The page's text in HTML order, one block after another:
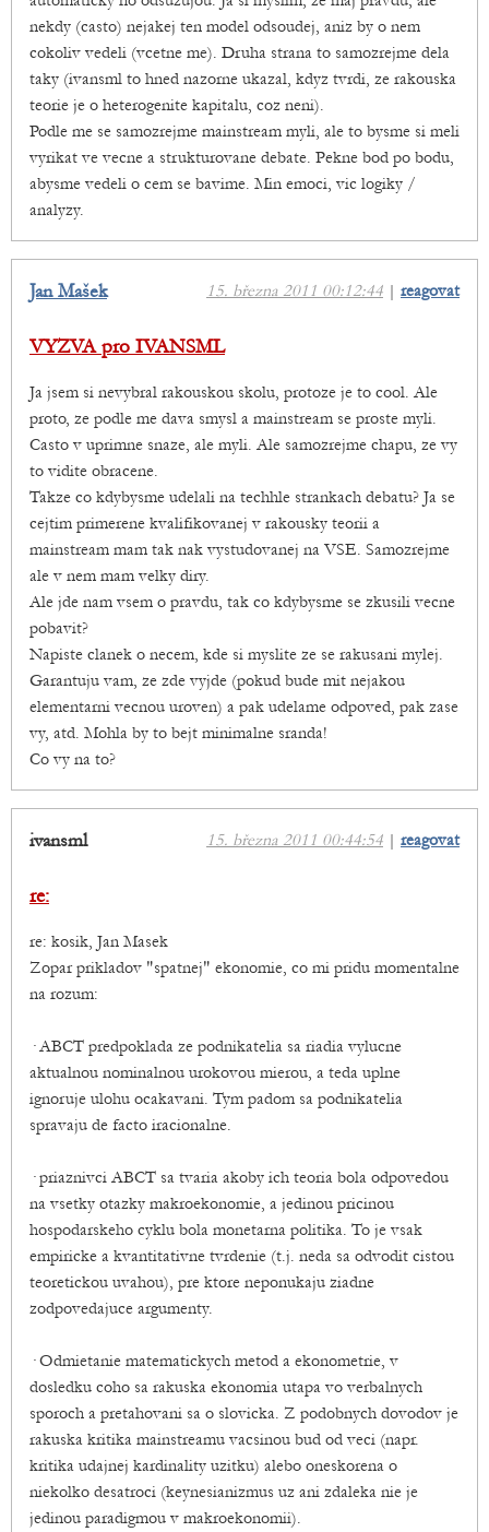
nekdy (casto) nejakej ten model odsoudej, aniz by o nem
cokoliv vedeli (vcetne me). Druha strana to samozrejme dela
taky (ivansml to hned nazorne ukazal, kdyz tvrdi, ze rakouska
teorie je o heterogenite kapitalu, coz neni).
Podle me se samozrejme mainstream myli, ale to bysme si meli
vyrikat ve vecne a strukturovane debate. Pekne bod po bodu,
abysme vedeli o cem se bavime. Min emoci, vic logiky /
analyzy.
15. března 2011 00:12:44 | reagovat
Jan Mašek
VYZVA pro IVANSML
Ja jsem si nevybral rakouskou skolu, protoze je to cool. Ale
proto, ze podle me dava smysl a mainstream se proste myli.
Casto v uprimne snaze, ale myli. Ale samozrejme chapu, ze vy
to vidite obracene.
Takze co kdybysme udelali na techhle strankach debatu? Ja se
cejtim primerene kvalifikovanej v rakousky teorii a
mainstream mam tak nak vystudovanej na VSE. Samozrejme
ale v nem mam velky diry.
Ale jde nam vsem o pravdu, tak co kdybysme se zkusili vecne
pobavit?
Napiste clanek o necem, kde si myslite ze se rakusani mylej.
Garantuju vam, ze zde vyjde (pokud bude mit nejakou
elementarni vecnou uroven) a pak udelame odpoved, pak zase
vy, atd. Mohla by to bejt minimalne sranda!
Co vy na to?
15. března 2011 00:44:54 | reagovat
ivansml
re:
re: kosik, Jan Masek
Zopar prikladov "spatnej" ekonomie, co mi pridu momentalne
na rozum:
· ABCT predpoklada ze podnikatelia sa riadia vylucne
aktualnou nominalnou urokovou mierou, a teda uplne
ignoruje ulohu ocakavani. Tym padom sa podnikatelia
spravaju de facto iracionalne.
· priaznivci ABCT sa tvaria akoby ich teoria bola odpovedou
na vsetky otazky makroekonomie, a jedinou pricinou
hospodarskeho cyklu bola monetarna politika. To je vsak
empiricke a kvantitativne tvrdenie (t.j. neda sa odvodit cistou
teoretickou uvahou), pre ktore neponukaju ziadne
zodpovedajuce argumenty.
· Odmietanie matematickych metod a ekonometrie, v
dosledku coho sa rakuska ekonomia utapa vo verbalnych
sporoch a pretahovani sa o slovicka. Z podobnych dovodov je
rakuska kritika mainstreamu vacsinou bud od veci (napr.
kritika udajnej kardinality uzitku) alebo oneskorena o
niekolko desatroci (keynesianizmus uz ani zdaleka nie je
jedinou paradigmou v makroekonomii).